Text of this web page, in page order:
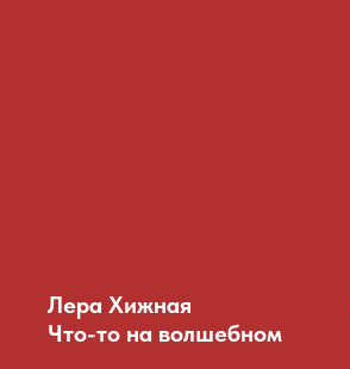
Лера Хижная
Что-то на волшебном